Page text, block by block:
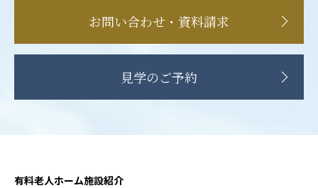
お問い合わせ・資料請求
見学のご予約
有料老人ホーム施設紹介